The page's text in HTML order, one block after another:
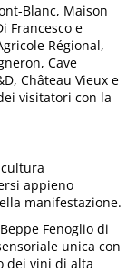
Blanc, Maison
Francesco e
Régional,
Cave
Château Vieux e
visitatori con la
appieno
manifestazione.
Fenoglio di
unica con
dei vini di alta